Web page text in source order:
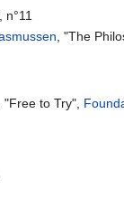
n°11
, "The
"Free to Try",